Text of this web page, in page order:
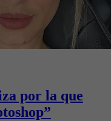
por la que